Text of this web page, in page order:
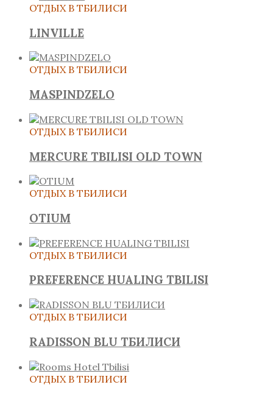
ОТДЫХ В ТБИЛИСИ
LINVILLE
ОТДЫХ В ТБИЛИСИ
MASPINDZELO
ОТДЫХ В ТБИЛИСИ
MERCURE TBILISI OLD TOWN
ОТДЫХ В ТБИЛИСИ
OTIUM
ОТДЫХ В ТБИЛИСИ
PREFERENCE HUALING TBILISI
ОТДЫХ В ТБИЛИСИ
RADISSON BLU ТБИЛИСИ
ОТДЫХ В ТБИЛИСИ